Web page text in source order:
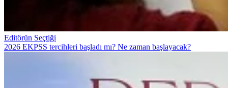
Editörün Seçtiği
2026 EKPSS tercihleri başladı mı? Ne zaman başlayacak?